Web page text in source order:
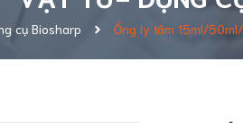
cụ Biosharp Ống ly tâm 15ml/